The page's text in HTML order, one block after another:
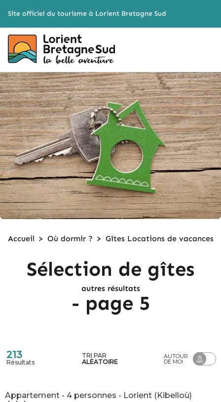
Site officiel du tourisme à Lorient Bretagne Sud
Accueil > Où dormir ? > Gîtes Locations devacances
Sélection de gîtes
autres résultats
- page 5
213
Résultats
TRI PAR
ALÉATOIRE
AUTOUR
DE MOI
Appartement - 4 personnes - Lorient (Kibelloù)